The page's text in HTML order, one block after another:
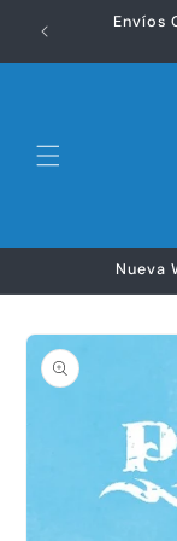
directamenteEnvíos
Nueva
directamente
a la
información